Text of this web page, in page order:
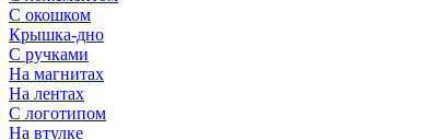
С окошком
Крышка-дно
С ручками
На магнитах
На лентах
С логотипом
На втулке